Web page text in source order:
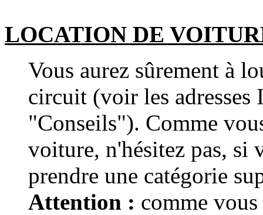
LOCATION DE
Vous aurez sûrement à
circuit (voir les adresses
"Conseils"). Comme
voiture, n'hésitez pas, si
prendre une catégorie
Attention : comme